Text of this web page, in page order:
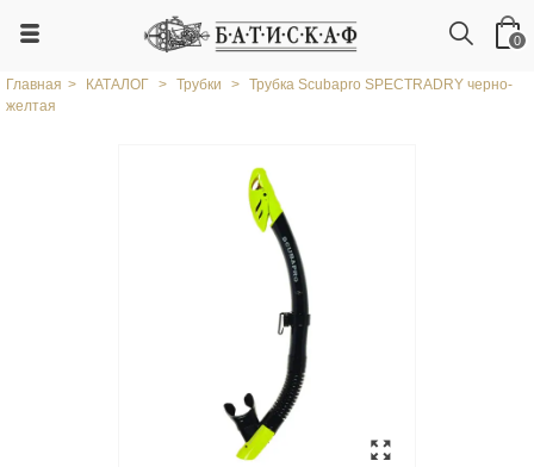
0
Главная > КАТАЛОГ > Трубки > Трубка Scubapro SPECTRADRY черно-
желтая